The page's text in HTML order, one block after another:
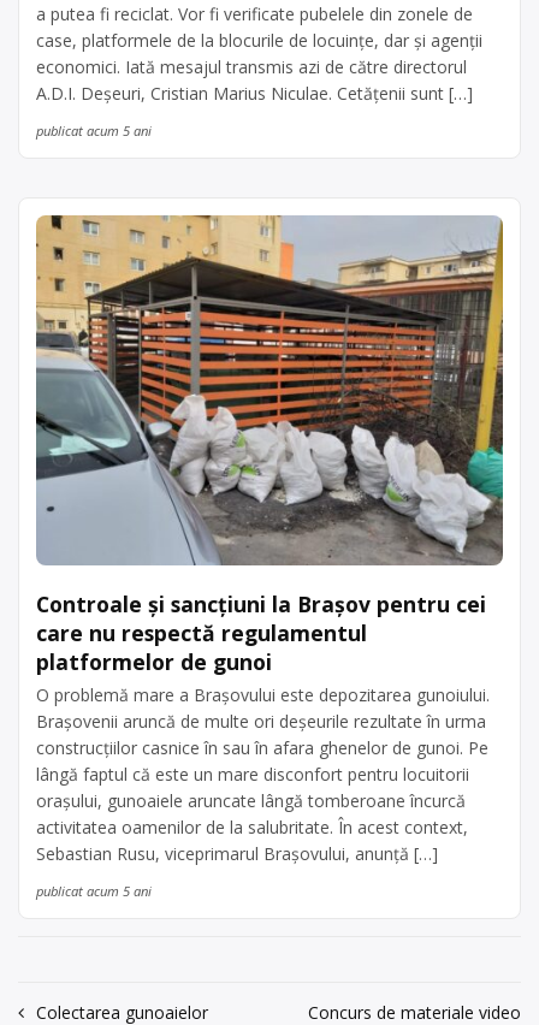
a putea fi reciclat. Vor fi verificate pubelele din zonele de
case, platformele de la blocurile de locuințe, dar și agenții
economici. Iată mesajul transmis azi de către directorul
A.D.I. Deșeuri, Cristian Marius Niculae. Cetățenii sunt […]
publicat acum 5 ani
Controale și sancțiuni la Brașov pentru cei
care nu respectă regulamentul
platformelor de gunoi
O problemă mare a Brașovului este depozitarea gunoiului.
Brașovenii aruncă de multe ori deșeurile rezultate în urma
construcțiilor casnice în sau în afara ghenelor de gunoi. Pe
lângă faptul că este un mare disconfort pentru locuitorii
orașului, gunoaiele aruncate lângă tomberoane încurcă
activitatea oamenilor de la salubritate. În acest context,
Sebastian Rusu, viceprimarul Brașovului, anunță […]
publicat acum 5 ani
Colectarea gunoaielor Concurs de materiale video